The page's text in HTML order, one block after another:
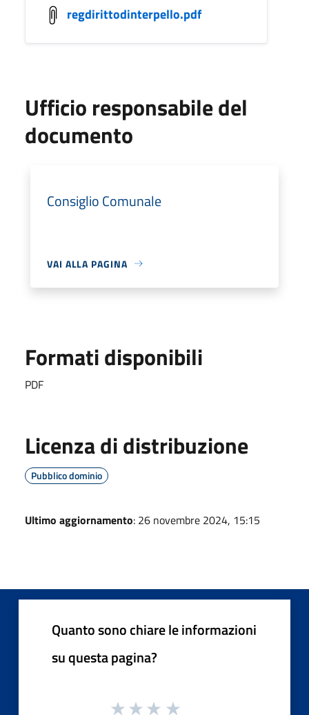
regdirittodinterpello.pdf
Ufficio responsabile del
documento
Consiglio Comunale
VAI ALLA PAGINA
Formati disponibili
PDF
Licenza di distribuzione
Pubblico dominio
Ultimo aggiornamento: 26 novembre 2024, 15:15
Quanto sono chiare le informazioni
su questa pagina?